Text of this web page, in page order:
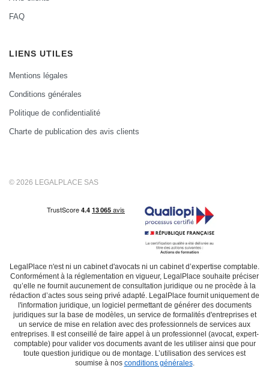
FAQ
LIENS UTILES
Mentions légales
Conditions générales
Politique de confidentialité
Charte de publication des avis clients
© 2026 LEGALPLACE SAS
LegalPlace n'est ni un cabinet d'avocats ni un cabinet d’expertise comptable.
Conformément à la réglementation en vigueur, LegalPlace souhaite préciser
qu’elle ne fournit aucunement de consultation juridique ou ne procède à la
rédaction d’actes sous seing privé adapté. LegalPlace fournit uniquement de
l'information juridique, un logiciel permettant de générer des documents
juridiques sur la base de modèles, un service de formalités d'entreprises et
un service de mise en relation avec des professionnels de services aux
entreprises. Il est conseillé de faire appel à un professionnel (avocat, expert-
comptable) pour valider vos documents avant de les utiliser ainsi que pour
toute question juridique ou de montage. L’utilisation des services est
soumise à nos conditions générales.